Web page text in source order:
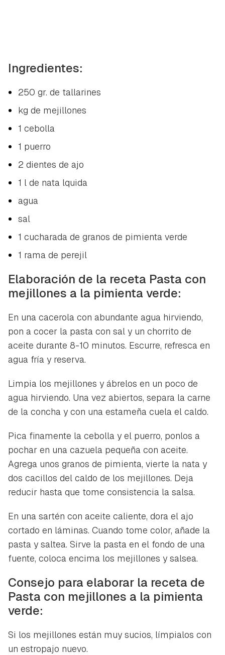
Guardar como favorito
Para poder guardar como favorito, primero has de
iniciar sesión con tu cuenta de Hogarmanía.
INICIAR SESIÓN CANCELAR
Ingredientes:
250 gr. de tallarines
kg de mejillones
1 cebolla
1 puerro
2 dientes de ajo
1 l de nata lquida
agua
sal
1 cucharada de granos de pimienta verde
1 rama de perejil
Elaboración de la receta Pasta con
mejillones a la pimienta verde:
En una cacerola con abundante agua hirviendo,
pon a cocer la pasta con sal y un chorrito de
aceite durante 8-10 minutos. Escurre, refresca en
agua fría y reserva.
Limpia los mejillones y ábrelos en un poco de
agua hirviendo. Una vez abiertos, separa la carne
de la concha y con una estameña cuela el caldo.
Pica finamente la cebolla y el puerro, ponlos a
pochar en una cazuela pequeña con aceite.
Agrega unos granos de pimienta, vierte la nata y
dos cacillos del caldo de los mejillones. Deja
reducir hasta que tome consistencia la salsa.
En una sartén con aceite caliente, dora el ajo
cortado en láminas. Cuando tome color, añade la
pasta y saltea. Sirve la pasta en el fondo de una
fuente, coloca encima los mejillones y salsea.
Consejo para elaborar la receta de
Pasta con mejillones a la pimienta
verde:
Si los mejillones están muy sucios, límpialos con
un estropajo nuevo.
Contenido enviado
Gracias por suscribirte a nuestro boletín.
ACEPTAR